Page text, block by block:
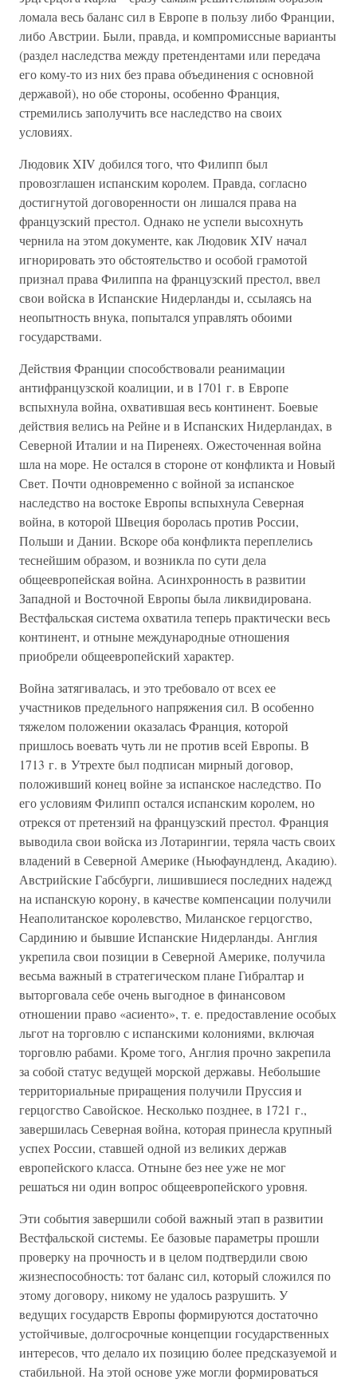
ломала весь баланс сил в Европе в пользу либо Франции,
либо Австрии. Были, правда, и компромиссные варианты
(раздел наследства между претендентами или передача
его кому-то из них без права объединения с основной
державой), но обе стороны, особенно Франция,
стремились заполучить все наследство на своих
условиях.
Людовик XIV добился того, что Филипп был
провозглашен испанским королем. Правда, согласно
достигнутой договоренности он лишался права на
французский престол. Однако не успели высохнуть
чернила на этом документе, как Людовик XIV начал
игнорировать это обстоятельство и особой грамотой
признал права Филиппа на французский престол, ввел
свои войска в Испанские Нидерланды и, ссылаясь на
неопытность внука, попытался управлять обоими
государствами.
Действия Франции способствовали реанимации
антифранцузской коалиции, и в 1701 г. в Европе
вспыхнула война, охватившая весь континент. Боевые
действия велись на Рейне и в Испанских Нидерландах, в
Северной Италии и на Пиренеях. Ожесточенная война
шла на море. Не остался в стороне от конфликта и Новый
Свет. Почти одновременно с войной за испанское
наследство на востоке Европы вспыхнула Северная
война, в которой Швеция боролась против России,
Польши и Дании. Вскоре оба конфликта переплелись
теснейшим образом, и возникла по сути дела
общеевропейская война. Асинхронность в развитии
Западной и Восточной Европы была ликвидирована.
Вестфальская система охватила теперь практически весь
континент, и отныне международные отношения
приобрели общеевропейский характер.
Война затягивалась, и это требовало от всех ее
участников предельного напряжения сил. В особенно
тяжелом положении оказалась Франция, которой
пришлось воевать чуть ли не против всей Европы. В
1713 г. в Утрехте был подписан мирный договор,
положивший конец войне за испанское наследство. По
его условиям Филипп остался испанским королем, но
отрекся от претензий на французский престол. Франция
выводила свои войска из Лотарингии, теряла часть своих
владений в Северной Америке (Ньюфаундленд, Акадию).
Австрийские Габсбурги, лишившиеся последних надежд
на испанскую корону, в качестве компенсации получили
Неаполитанское королевство, Миланское герцогство,
Сардинию и бывшие Испанские Нидерланды. Англия
укрепила свои позиции в Северной Америке, получила
весьма важный в стратегическом плане Гибралтар и
выторговала себе очень выгодное в финансовом
отношении право «асиенто», т. е. предоставление особых
льгот на торговлю с испанскими колониями, включая
торговлю рабами. Кроме того, Англия прочно закрепила
за собой статус ведущей морской державы. Небольшие
территориальные приращения получили Пруссия и
герцогство Савойское. Несколько позднее, в 1721 г.,
завершилась Северная война, которая принесла крупный
успех России, ставшей одной из великих держав
европейского класса. Отныне без нее уже не мог
решаться ни один вопрос общеевропейского уровня.
Эти события завершили собой важный этап в развитии
Вестфальской системы. Ее базовые параметры прошли
проверку на прочность и в целом подтвердили свою
жизнеспособность: тот баланс сил, который сложился по
этому договору, никому не удалось разрушить. У
ведущих государств Европы формируются достаточно
устойчивые, долгосрочные концепции государственных
интересов, что делало их позицию более предсказуемой и
стабильной. На этой основе уже могли формироваться